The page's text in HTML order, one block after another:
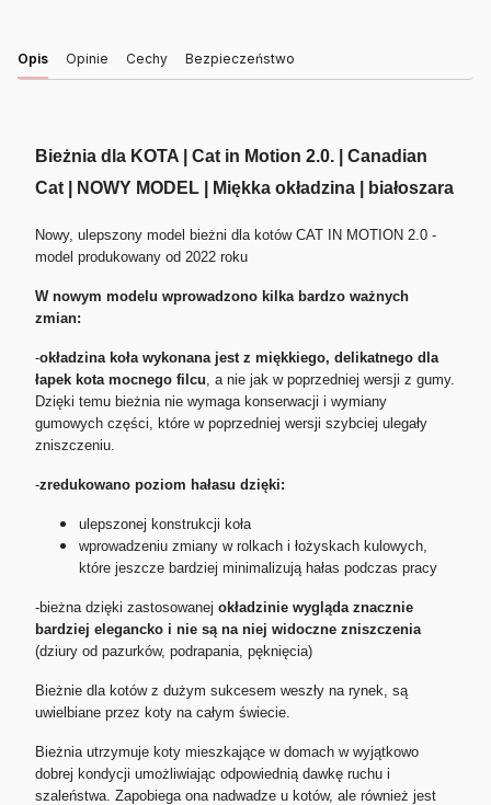
Opis Opinie Cechy Bezpieczeństwo
Bieżnia dla KOTA | Cat in Motion 2.0. | Canadian
Cat | NOWY MODEL | Miękka okładzina | białoszara
Nowy, ulepszony model bieżni dla kotów CAT IN MOTION 2.0 -
model produkowany od 2022 roku
W nowym modelu wprowadzono kilka bardzo ważnych
zmian:
-okładzina koła wykonana jest z miękkiego, delikatnego dla
łapek kota mocnego filcu , a nie jak w poprzedniej wersji z gumy.
Dzięki temu bieżnia nie wymaga konserwacji i wymiany
gumowych części, które w poprzedniej wersji szybciej ulegały
zniszczeniu.
-zredukowano poziom hałasu dzięki:
ulepszonej konstrukcji koła
wprowadzeniu zmiany w rolkach i łożyskach kulowych,
które jeszcze bardziej minimalizują hałas podczas pracy
-bieżna dzięki zastosowanej okładzinie wygląda znacznie
bardziej elegancko i nie są na niej widoczne zniszczenia
(dziury od pazurków, podrapania, pęknięcia)
Bieżnie dla kotów z dużym sukcesem weszły na rynek, są
uwielbiane przez koty na całym świecie.
Bieżnia utrzymuje koty mieszkające w domach w wyjątkowo
dobrej kondycji umożliwiając odpowiednią dawkę ruchu i
szaleństwa. Zapobiega ona nadwadze u kotów, ale również jest